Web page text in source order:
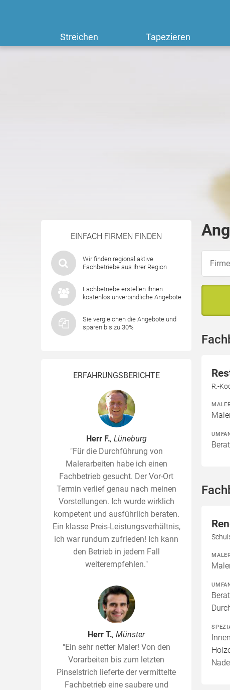
Streichen Tapezieren
EINFACH FIRMEN FINDEN
Wir finden regional aktive
Fachbetriebe aus Ihrer Region
Fachbetriebe erstellen Ihnen
kostenlos unverbindliche Angebote
Sie vergleichen die Angebote und
sparen bis zu 30%
ERFAHRUNGSBERICHTE
Herr F., Lüneburg
"Für die Durchführung von
Malerarbeiten habe ich einen
Fachbetrieb gesucht. Der Vor-Ort
Termin verlief genau nach meinen
Vorstellungen. Ich wurde wirklich
kompetent und ausführlich beraten.
Ein klasse Preis-Leistungsverhältnis,
ich war rundum zufrieden! Ich kann
den Betrieb in jedem Fall
weiterempfehlen."
Herr T., Münster
"Ein sehr netter Maler! Von den
Vorarbeiten bis zum letzten
Pinselstrich lieferte der vermittelte
Fachbetrieb eine saubere und
R.-